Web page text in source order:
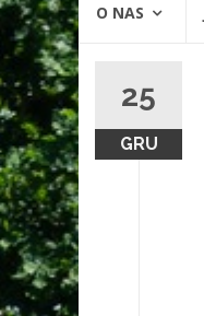
O NAS
25
GRU